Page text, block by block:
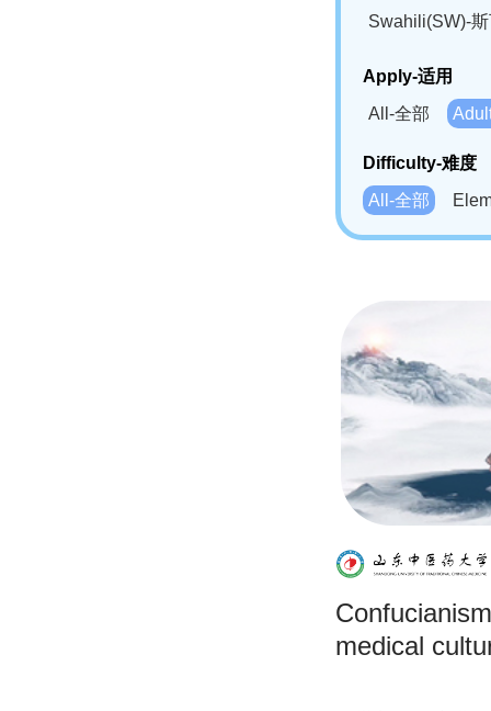
Swahili(SW)-
Apply-适用
All-全部
Difficulty-难度
All-全部
medical